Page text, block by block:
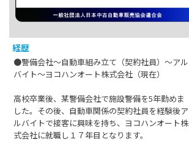
経歴
●警備会社～自動車組み立て（契約社員）～アル
バイト～ヨコハンオート株式会社（現在）
高校卒業後、某警備会社で施設警備を5年勤めま
した。その後、自動車関係の契約社員を経験後ア
ルバイトで接客に興味を持ち、ヨコハンオート株
式会社に就職し１７年目となります。